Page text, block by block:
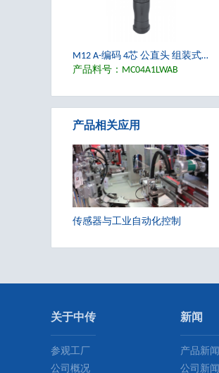
M12 A-编码 4芯 公直头 组装式活接头 螺丝接线端子 适用线径4.0-7.0mm, IP67
产品料号：MC04A1LWAB
产品相关应用
传感器与工业自动化控制
关于中传
参观工厂
公司概况
新闻
产品新闻
公司新闻